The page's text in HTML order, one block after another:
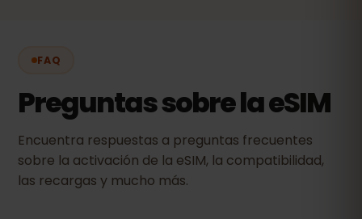
FAQ
Preguntas sobre la eSIM
Encuentra respuestas a preguntas frecuentes
sobre la activación de la eSIM, la compatibilidad,
las recargas y mucho más.